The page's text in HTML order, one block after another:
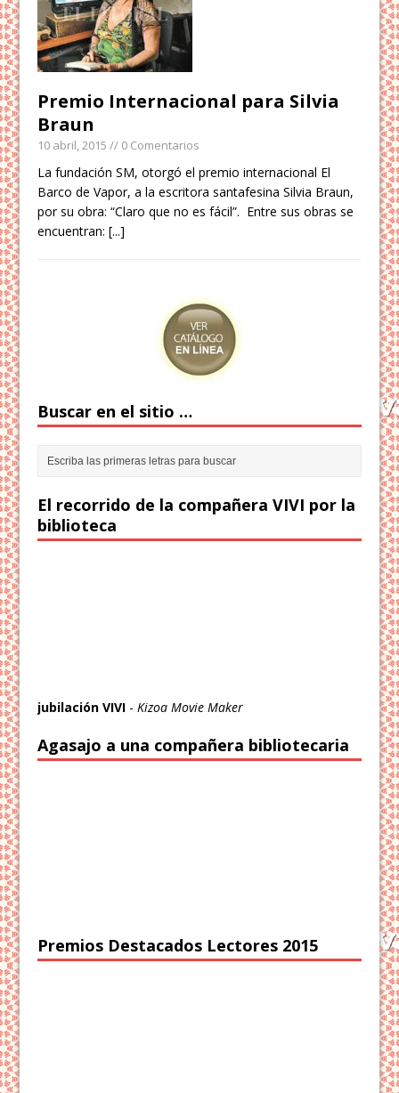
Premio Internacional para Silvia
Braun
10 abril, 2015 // 0 Comentarios
La fundación SM, otorgó el premio internacional El
Barco de Vapor, a la escritora santafesina Silvia Braun,
por su obra: “Claro que no es fácil”. Entre sus obras se
encuentran:[...]
Buscar en el sitio …
El recorrido de la compañera VIVI por la
biblioteca
jubilación VIVI -Kizoa Movie Maker
Agasajo a una compañera bibliotecaria
Premios Destacados Lectores 2015